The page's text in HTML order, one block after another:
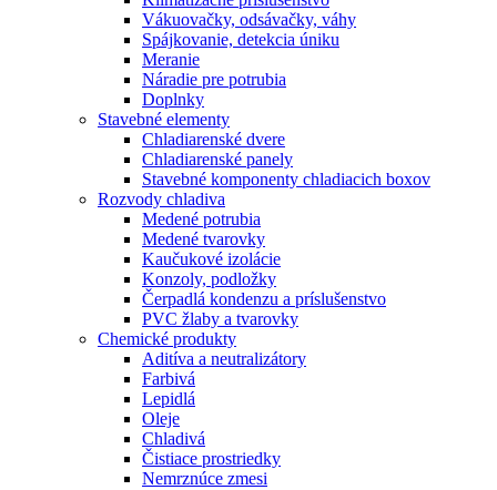
Vákuovačky, odsávačky, váhy
Spájkovanie, detekcia úniku
Meranie
Náradie pre potrubia
Doplnky
Stavebné elementy
Chladiarenské dvere
Chladiarenské panely
Stavebné komponenty chladiacich boxov
Rozvody chladiva
Medené potrubia
Medené tvarovky
Kaučukové izolácie
Konzoly, podložky
Čerpadlá kondenzu a príslušenstvo
PVC žlaby a tvarovky
Chemické produkty
Aditíva a neutralizátory
Farbivá
Lepidlá
Oleje
Chladivá
Čistiace prostriedky
Nemrznúce zmesi